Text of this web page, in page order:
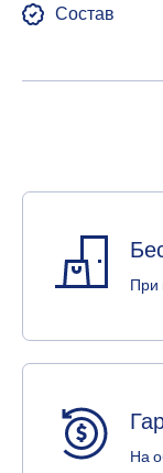
Состав
При
На